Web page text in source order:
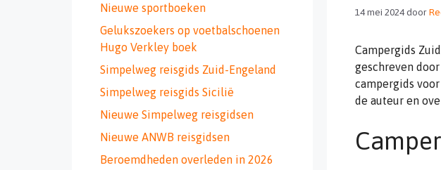
14 mei 2024door
Campergids
geschreven
campergids
de auteur en
Nieuwe sportboeken
Gelukszoekers op voetbalschoenen
Hugo Verkley boek
Simpelweg reisgids Zuid-Engeland
Simpelweg reisgids Sicilië
Nieuwe Simpelweg reisgidsen
Nieuwe ANWB reisgidsen
Beroemdheden overleden in 2026